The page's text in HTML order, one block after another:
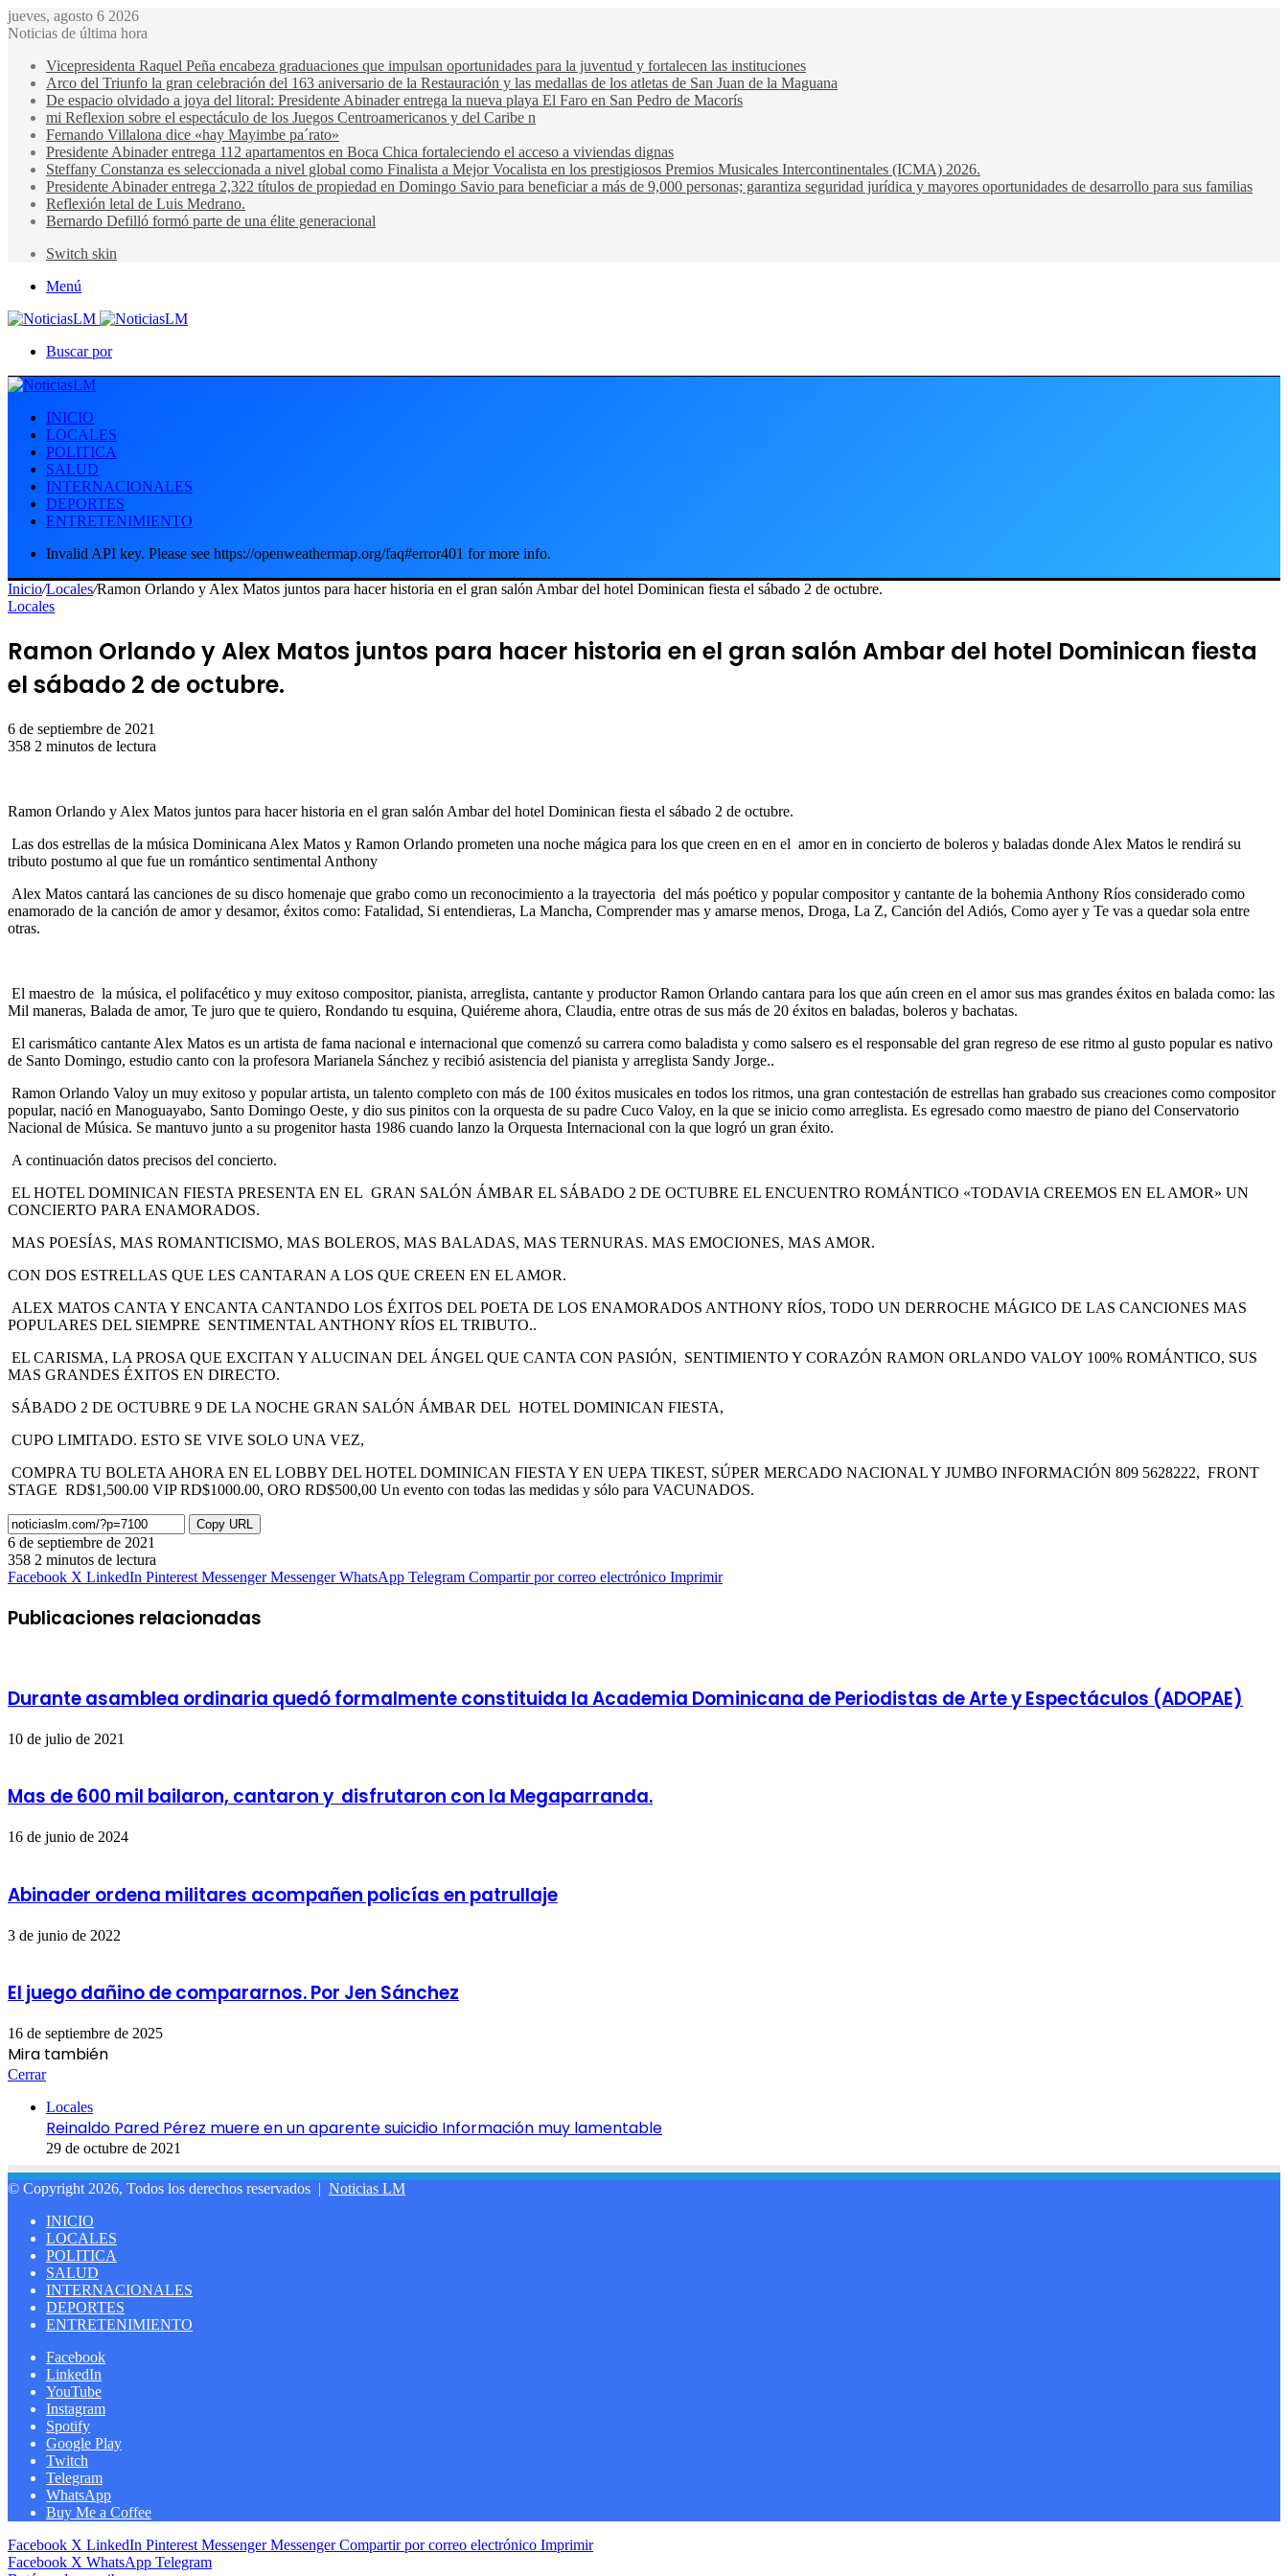
jueves, agosto 6 2026
Noticias de última hora
Vicepresidenta Raquel Peña encabeza graduaciones que impulsan oportunidades para la juventud y fortalecen las instituciones
Arco del Triunfo la gran celebración del 163 aniversario de la Restauración y las medallas de los atletas de San Juan de la Maguana
De espacio olvidado a joya del litoral: Presidente Abinader entrega la nueva playa El Faro en San Pedro de Macorís
mi Reflexion sobre el espectáculo de los Juegos Centroamericanos y del Caribe n
Fernando Villalona dice «hay Mayimbe pa´rato»
Presidente Abinader entrega 112 apartamentos en Boca Chica fortaleciendo el acceso a viviendas dignas
Steffany Constanza es seleccionada a nivel global como Finalista a Mejor Vocalista en los prestigiosos Premios Musicales Intercontinentales (ICMA) 2026.
Presidente Abinader entrega 2,322 títulos de propiedad en Domingo Savio para beneficiar a más de 9,000 personas; garantiza seguridad jurídica y mayores oportunidades de desarrollo para sus familias
Reflexión letal de Luis Medrano.
Bernardo Defilló formó parte de una élite generacional
Switch skin
Menú
Buscar por
INICIO
LOCALES
POLITICA
SALUD
INTERNACIONALES
DEPORTES
ENTRETENIMIENTO
Invalid API key. Please see https://openweathermap.org/faq#error401 for more info.
Inicio/Locales/Ramon Orlando y Alex Matos juntos para hacer historia en el gran salón Ambar del hotel Dominican fiesta el sábado 2 de octubre.
Locales
Ramon Orlando y Alex Matos juntos para hacer historia en el gran salón Ambar del hotel Dominican fiesta
el sábado 2 de octubre.
6 de septiembre de 2021
358 2 minutos de lectura
Ramon Orlando y Alex Matos juntos para hacer historia en el gran salón Ambar del hotel Dominican fiesta el sábado 2 de octubre.
Las dos estrellas de la música Dominicana Alex Matos y Ramon Orlando prometen una noche mágica para los que creen en en el amor en in concierto de boleros y baladas donde Alex Matos le rendirá su
tributo postumo al que fue un romántico sentimental Anthony
Alex Matos cantará las canciones de su disco homenaje que grabo como un reconocimiento a la trayectoria del más poético y popular compositor y cantante de la bohemia Anthony Ríos considerado como
enamorado de la canción de amor y desamor, éxitos como: Fatalidad, Si entendieras, La Mancha, Comprender mas y amarse menos, Droga, La Z, Canción del Adiós, Como ayer y Te vas a quedar sola entre
otras.
El maestro de la música, el polifacético y muy exitoso compositor, pianista, arreglista, cantante y productor Ramon Orlando cantara para los que aún creen en el amor sus mas grandes éxitos en balada como: las
Mil maneras, Balada de amor, Te juro que te quiero, Rondando tu esquina, Quiéreme ahora, Claudia, entre otras de sus más de 20 éxitos en baladas, boleros y bachatas.
El carismático cantante Alex Matos es un artista de fama nacional e internacional que comenzó su carrera como baladista y como salsero es el responsable del gran regreso de ese ritmo al gusto popular es nativo
de Santo Domingo, estudio canto con la profesora Marianela Sánchez y recibió asistencia del pianista y arreglista Sandy Jorge..
Ramon Orlando Valoy un muy exitoso y popular artista, un talento completo con más de 100 éxitos musicales en todos los ritmos, una gran contestación de estrellas han grabado sus creaciones como compositor
popular, nació en Manoguayabo, Santo Domingo Oeste, y dio sus pinitos con la orquesta de su padre Cuco Valoy, en la que se inicio como arreglista. Es egresado como maestro de piano del Conservatorio
Nacional de Música. Se mantuvo junto a su progenitor hasta 1986 cuando lanzo la Orquesta Internacional con la que logró un gran éxito.
A continuación datos precisos del concierto.
EL HOTEL DOMINICAN FIESTA PRESENTA EN EL GRAN SALÓN ÁMBAR EL SÁBADO 2 DE OCTUBRE EL ENCUENTRO ROMÁNTICO «TODAVIA CREEMOS EN EL AMOR» UN
CONCIERTO PARA ENAMORADOS.
MAS POESÍAS, MAS ROMANTICISMO, MAS BOLEROS, MAS BALADAS, MAS TERNURAS. MAS EMOCIONES, MAS AMOR.
CON DOS ESTRELLAS QUE LES CANTARAN A LOS QUE CREEN EN EL AMOR.
ALEX MATOS CANTA Y ENCANTA CANTANDO LOS ÉXITOS DEL POETA DE LOS ENAMORADOS ANTHONY RÍOS, TODO UN DERROCHE MÁGICO DE LAS CANCIONES MAS
POPULARES DEL SIEMPRE SENTIMENTAL ANTHONY RÍOS EL TRIBUTO..
EL CARISMA, LA PROSA QUE EXCITAN Y ALUCINAN DEL ÁNGEL QUE CANTA CON PASIÓN, SENTIMIENTO Y CORAZÓN RAMON ORLANDO VALOY 100% ROMÁNTICO, SUS
MAS GRANDES ÉXITOS EN DIRECTO.
SÁBADO 2 DE OCTUBRE 9 DE LA NOCHE GRAN SALÓN ÁMBAR DEL HOTEL DOMINICAN FIESTA,
CUPO LIMITADO. ESTO SE VIVE SOLO UNA VEZ,
COMPRA TU BOLETA AHORA EN EL LOBBY DEL HOTEL DOMINICAN FIESTA Y EN UEPA TIKEST, SÚPER MERCADO NACIONAL Y JUMBO INFORMACIÓN 809 5628222, FRONT
STAGE RD$1,500.00 VIP RD$1000.00, ORO RD$500,00 Un evento con todas las medidas y sólo para VACUNADOS.
Copy URL
6 de septiembre de 2021
358 2 minutos de lectura
Facebook X LinkedIn Pinterest Messenger Messenger WhatsApp Telegram Compartir por correo electrónico Imprimir
Publicaciones relacionadas
Durante asamblea ordinaria quedó formalmente constituida la Academia Dominicana de Periodistas de Arte y Espectáculos (ADOPAE)
10 de julio de 2021
Mas de 600 mil bailaron, cantaron y disfrutaron con la Megaparranda.
16 de junio de 2024
Abinader ordena militares acompañen policías en patrullaje
3 de junio de 2022
El juego dañino de compararnos. Por Jen Sánchez
16 de septiembre de 2025
Mira también
Cerrar
Locales
Reinaldo Pared Pérez muere en un aparente suicidio Información muy lamentable
29 de octubre de 2021
© Copyright 2026, Todos los derechos reservados | Noticias LM
INICIO
LOCALES
POLITICA
SALUD
INTERNACIONALES
DEPORTES
ENTRETENIMIENTO
Facebook
LinkedIn
YouTube
Instagram
Spotify
Google Play
Twitch
Telegram
WhatsApp
Buy Me a Coffee
Facebook X LinkedIn Pinterest Messenger Messenger Compartir por correo electrónico Imprimir
Facebook X WhatsApp Telegram